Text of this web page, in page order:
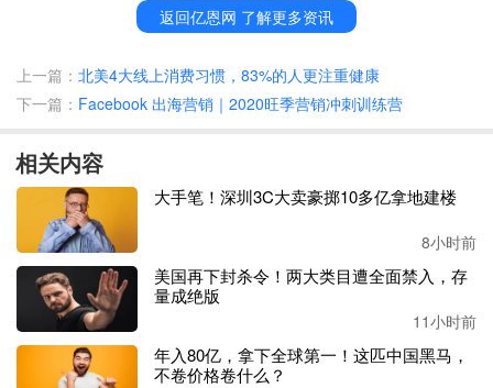
的
毛茸茸的拖鞋，今年会出现在大街上，成为一道亮丽的风
景线。
2.木底鞋
返回亿恩网 了解更多资讯
上一篇： 北美4大线上消费习惯，83%的人更注重健康
下一篇： Facebook 出海营销｜2020旺季营销冲刺训练营
相关内容
大手笔！深圳3C大卖豪掷10多亿拿地建楼
8小时前
美国再下封杀令！两大类目遭全面禁入，存
量成绝版
11小时前
年入80亿，拿下全球第一！这匹中国黑马，
不卷价格卷什么？